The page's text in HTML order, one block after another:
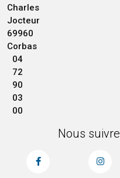
Charles
Jocteur
69960
Corbas
04
72
90
03
00
Nous suivre